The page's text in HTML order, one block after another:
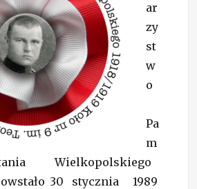
ar
zy
st
w
o
Pa
m
Wielkopolskiego
30 stycznia 1989